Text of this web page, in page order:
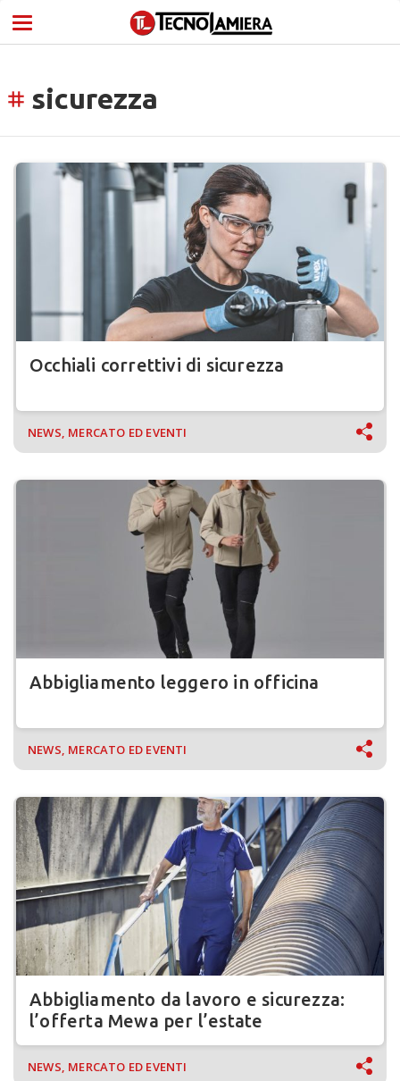
tag sicurezza
Occhiali correttivi di sicurezza
NEWS, MERCATO ED EVENTI
Abbigliamento leggero in officina
NEWS, MERCATO ED EVENTI
Abbigliamento da lavoro e sicurezza:
l’offerta Mewa per l’estate
NEWS, MERCATO ED EVENTI